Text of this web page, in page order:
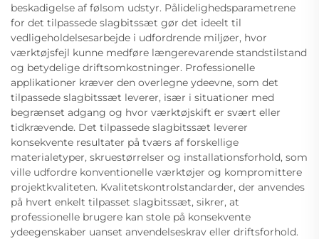
beskadigelse af følsom udstyr. Pålidelighedsparametrene
for det tilpassede slagbitssæt gør det ideelt til
vedligeholdelsesarbejde i udfordrende miljøer, hvor
værktøjsfejl kunne medføre længerevarende standstilstand
og betydelige driftsomkostninger. Professionelle
applikationer kræver den overlegne ydeevne, som det
tilpassede slagbitssæt leverer, især i situationer med
begrænset adgang og hvor værktøjskift er svært eller
tidkrævende. Det tilpassede slagbitssæt leverer
konsekvente resultater på tværs af forskellige
materialetyper, skruestørrelser og installationsforhold, som
ville udfordre konventionelle værktøjer og kompromittere
projektkvaliteten. Kvalitetskontrolstandarder, der anvendes
på hvert enkelt tilpasset slagbitssæt, sikrer, at
professionelle brugere kan stole på konsekvente
ydeegenskaber uanset anvendelseskrav eller driftsforhold.